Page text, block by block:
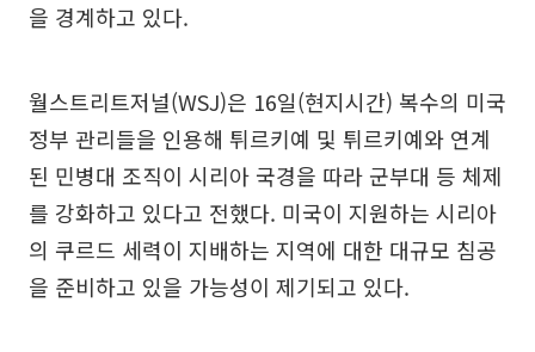
을 경계하고 있다.
월스트리트저널(WSJ)은 16일(현지시간) 복수의 미국
정부 관리들을 인용해 튀르키예 및 튀르키예와 연계
된 민병대 조직이 시리아 국경을 따라 군부대 등 체제
를 강화하고 있다고 전했다. 미국이 지원하는 시리아
의 쿠르드 세력이 지배하는 지역에 대한 대규모 침공
을 준비하고 있을 가능성이 제기되고 있다.